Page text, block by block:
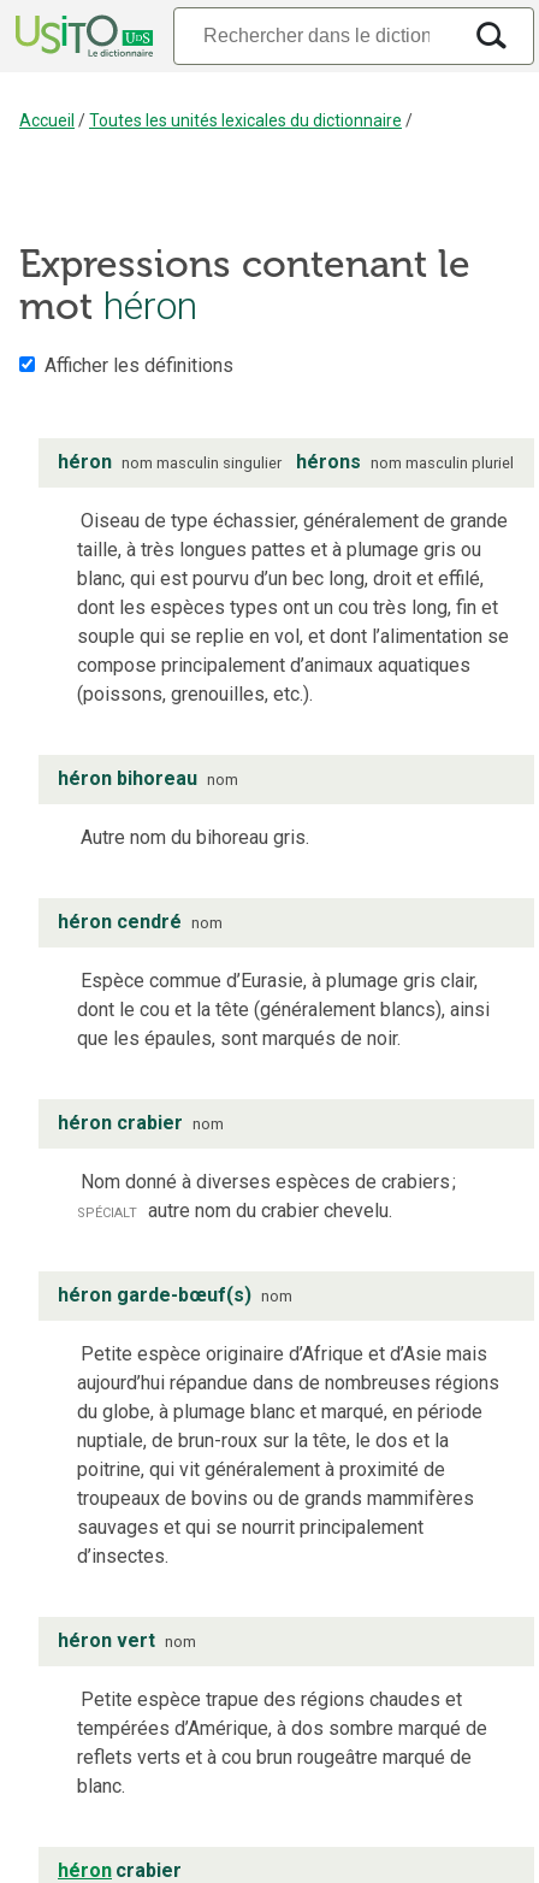
Accueil /Toutes les unités lexicales du dictionnaire /
Expressions contenant le
mot héron
Afficher les définitions
héron nom masculin singulier hérons nom masculin pluriel
Oiseau de type échassier, généralement de grande
taille, à très longues pattes et à plumage gris ou
blanc, qui est pourvu d’un bec long, droit et effilé,
dont les espèces types ont un cou très long, fin et
souple qui se replie en vol, et dont l’alimentation se
compose principalement d’animaux aquatiques
(poissons, grenouilles, etc.).
héron bihoreau nom
Autre nom du bihoreau gris.
héron cendré nom
Espèce commue d’Eurasie, à plumage gris clair,
dont le cou et la tête (généralement blancs), ainsi
que les épaules, sont marqués de noir.
héron crabier nom
Nom donné à diverses espèces de crabiers;
spécialt autre nom du crabier chevelu.
héron garde-bœuf(s) nom
Petite espèce originaire d’Afrique et d’Asie mais
aujourd’hui répandue dans de nombreuses régions
du globe, à plumage blanc et marqué, en période
nuptiale, de brun-roux sur la tête, le dos et la
poitrine, qui vit généralement à proximité de
troupeaux de bovins ou de grands mammifères
sauvages et qui se nourrit principalement
d’insectes.
héron vert nom
Petite espèce trapue des régions chaudes et
tempérées d’Amérique, à dos sombre marqué de
reflets verts et à cou brun rougeâtre marqué de
blanc.
héron crabier